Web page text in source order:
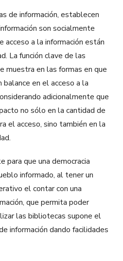
de información, establecen
son socialmente
a la información están
La función clave de las
muestra en las formas en que
en el acceso a la
adicionalmente que
no sólo en la cantidad de
el acceso, sino también en la
que una democracia
informado, al tener un
el contar con una
que permita poder
las bibliotecas supone el
información dando facilidades